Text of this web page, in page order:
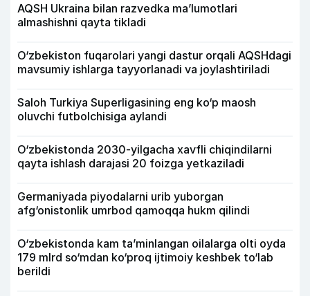
AQSH Ukraina bilan razvedka ma’lumotlari
almashishni qayta tikladi
O‘zbekiston fuqarolari yangi dastur orqali AQSHdagi
mavsumiy ishlarga tayyorlanadi va joylashtiriladi
Saloh Turkiya Superligasining eng ko‘p maosh
oluvchi futbolchisiga aylandi
O‘zbekistonda 2030-yilgacha xavfli chiqindilarni
qayta ishlash darajasi 20 foizga yetkaziladi
Germaniyada piyodalarni urib yuborgan
afg‘onistonlik umrbod qamoqqa hukm qilindi
O‘zbekistonda kam ta’minlangan oilalarga olti oyda
179 mlrd so‘mdan ko‘proq ijtimoiy keshbek to‘lab
berildi